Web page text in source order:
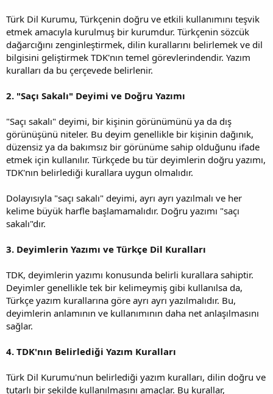
Türk Dil Kurumu, Türkçenin doğru ve etkili kullanımını teşvik
etmek amacıyla kurulmuş bir kurumdur. Türkçenin sözcük
dağarcığını zenginleştirmek, dilin kurallarını belirlemek ve dil
bilgisini geliştirmek TDK'nın temel görevlerindendir. Yazım
kuralları da bu çerçevede belirlenir.
2. "Saçı Sakalı" Deyimi ve Doğru Yazımı
"Saçı sakalı" deyimi, bir kişinin görünümünü ya da dış
görünüşünü niteler. Bu deyim genellikle bir kişinin dağınık,
düzensiz ya da bakımsız bir görünüme sahip olduğunu ifade
etmek için kullanılır. Türkçede bu tür deyimlerin doğru yazımı,
TDK'nın belirlediği kurallara uygun olmalıdır.
Dolayısıyla "saçı sakalı" deyimi, ayrı ayrı yazılmalı ve her
kelime büyük harfle başlamamalıdır. Doğru yazımı "saçı
sakalı"dır.
3. Deyimlerin Yazımı ve Türkçe Dil Kuralları
TDK, deyimlerin yazımı konusunda belirli kurallara sahiptir.
Deyimler genellikle tek bir kelimeymiş gibi kullanılsa da,
Türkçe yazım kurallarına göre ayrı ayrı yazılmalıdır. Bu,
deyimlerin anlamının ve kullanımının daha net anlaşılmasını
sağlar.
4. TDK'nın Belirlediği Yazım Kuralları
Türk Dil Kurumu'nun belirlediği yazım kuralları, dilin doğru ve
tutarlı bir şekilde kullanılmasını amaçlar. Bu kurallar,